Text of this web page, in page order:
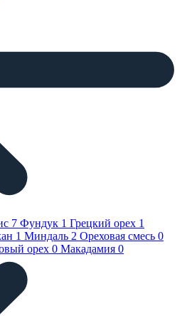
7 Фундук 1 Грецкий орех 1
1 Миндаль 2 Ореховая смесь 0
орех 0 Макадамия 0